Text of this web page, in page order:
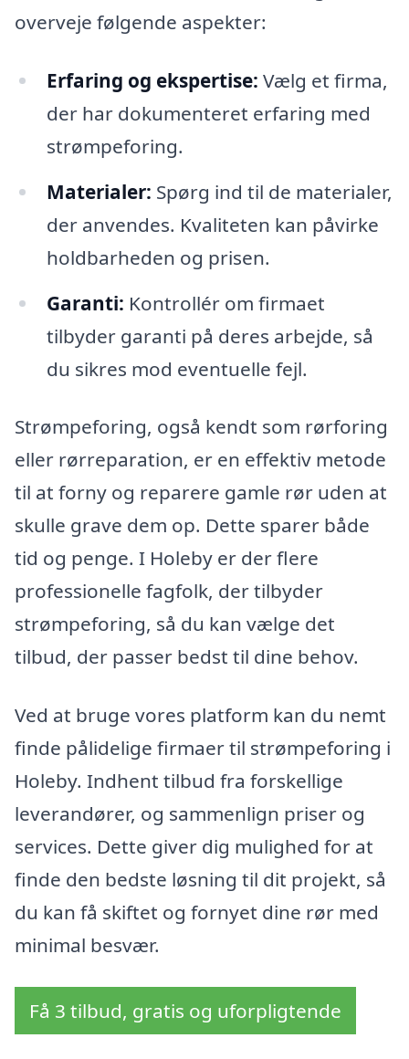
overveje følgende aspekter:
Erfaring og ekspertise: Vælg et firma,
der har dokumenteret erfaring med
strømpeforing.
Materialer: Spørg ind til de materialer,
der anvendes. Kvaliteten kan påvirke
holdbarheden og prisen.
Garanti: Kontrollér om firmaet
tilbyder garanti på deres arbejde, så
du sikres mod eventuelle fejl.
Strømpeforing, også kendt som rørforing
eller rørreparation, er en effektiv metode
til at forny og reparere gamle rør uden at
skulle grave dem op. Dette sparer både
tid og penge. I Holeby er der flere
professionelle fagfolk, der tilbyder
strømpeforing, så du kan vælge det
tilbud, der passer bedst til dine behov.
Ved at bruge vores platform kan du nemt
finde pålidelige firmaer til strømpeforing i
Holeby. Indhent tilbud fra forskellige
leverandører, og sammenlign priser og
services. Dette giver dig mulighed for at
finde den bedste løsning til dit projekt, så
du kan få skiftet og fornyet dine rør med
minimal besvær.
Få 3 tilbud, gratis og uforpligtende